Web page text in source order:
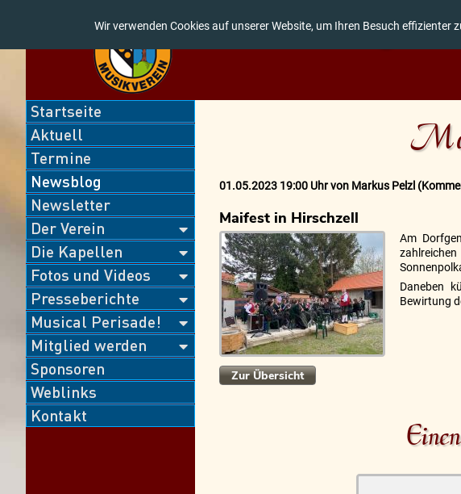
01.05.2023 19:00 Uhrvon Markus Pelzl
Maifest in Hirschzell
Am
Daneben
Bewirtung
Zur Übersicht
Navigation
überspringen
Startseite
Aktuell
Termine
Newsblog
Newsletter
Der Verein
Die Kapellen
Fotos und Videos
Presseberichte
Musical Perisade!
Mitglied werden
Sponsoren
Weblinks
Kontakt
Wir verwenden Cookies auf unserer Website, um Ihren Besuch